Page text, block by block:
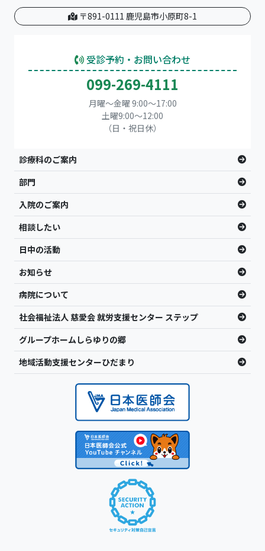
〒891-0111 鹿児島市小原町8-1
受診予約・お問い合わせ
099-269-4111
月曜～金曜 9:00～17:00
土曜9:00〜12:00
（日・祝日休）
診療科のご案内
部門
入院のご案内
相談したい
日中の活動
お知らせ
病院について
社会福祉法人 慈愛会 就労支援センター ステップ
グループホームしらゆりの郷
地域活動支援センターひだまり